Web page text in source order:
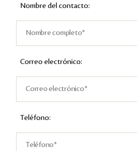
Nombre del contacto:
Correo electrónico:
Teléfono: